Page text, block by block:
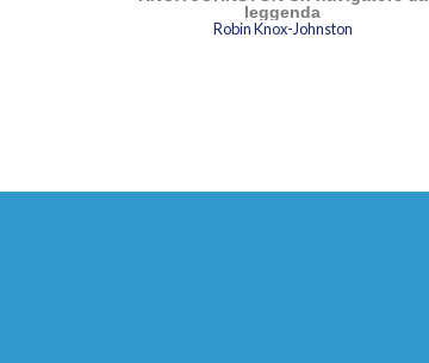
leggenda
Robin Knox-Johnston